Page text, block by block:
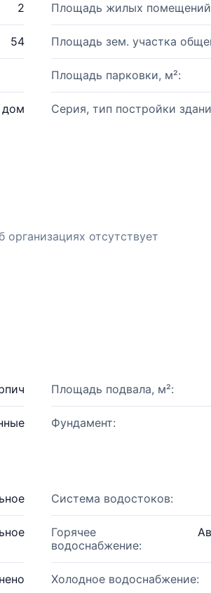
2 Площадь жилых
54 Площадь зем. участка
Площадь парковки, м²:
дом Серия, тип постройки
отсутствует
Площадь подвала, м²:
Фундамент:
Система водостоков:
Горячее
водоснабжение:
Холодное водоснабжение: